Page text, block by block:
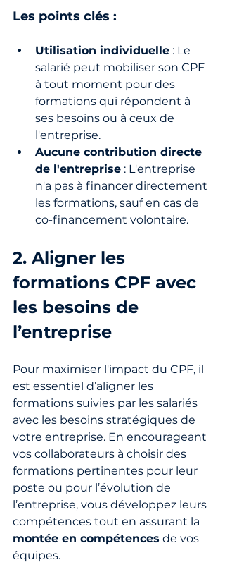
Les points clés :
Utilisation individuelle : Le
salarié peut mobiliser son CPF
à tout moment pour des
formations qui répondent à
ses besoins ou à ceux de
l'entreprise.
Aucune contribution directe
de l'entreprise : L'entreprise
n'a pas à financer directement
les formations, sauf en cas de
co-financement volontaire.
2. Aligner les
formations CPF avec
les besoins de
l’entreprise
Pour maximiser l'impact du CPF, il
est essentiel d’aligner les
formations suivies par les salariés
avec les besoins stratégiques de
votre entreprise. En encourageant
vos collaborateurs à choisir des
formations pertinentes pour leur
poste ou pour l’évolution de
l’entreprise, vous développez leurs
compétences tout en assurant la
montée en compétences de vos
équipes.